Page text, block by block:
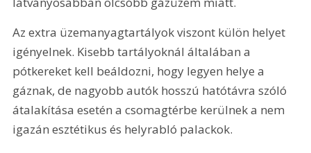
Az extra üzemanyagtartályok viszont külön helyet
igényelnek. Kisebb tartályoknál általában a
pótkereket kell beáldozni, hogy legyen helye a
gáznak, de nagyobb autók hosszú hatótávra szóló
átalakítása esetén a csomagtérbe kerülnek a nem
igazán esztétikus és helyrabló palackok.